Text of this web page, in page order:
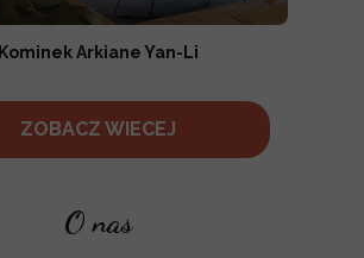
Kominek Arkiane Yan-Li
ZOBACZ WIECEJ
O nas